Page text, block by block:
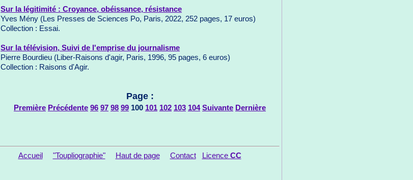
Sur la légitimité : Croyance, obéissance, résistance
Yves Mény (Les Presses de Sciences Po, Paris, 2022, 252 pages, 17 euros)
Collection : Essai.
Sur la télévision, Suivi de l'emprise du journalisme
Pierre Bourdieu (Liber-Raisons d'agir, Paris, 1996, 95 pages, 6 euros)
Collection : Raisons d'Agir.
Page :
Première Précédente 96 97 98 99 100 101 102 103 104 Suivante Dernière
Accueil "Toupliographie" Haut de page Contact Licence CC